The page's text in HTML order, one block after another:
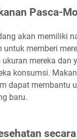
Pasca-
akan memiliki
untuk memberi
mereka dan
konsumsi.
dapat membantu
baru.